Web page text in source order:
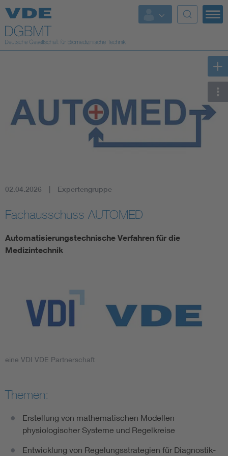
Top Themen
Fokusthemen
AI & Digital Trust
Standards
Weitere Themen
Assisted Living
02.04.2026 Expertengruppe
Fachausschuss AUTOMED
Automatisierungstechnische Verfahren für die
Medizintechnik
eine VDI VDE Partnerschaft
Themen:
Erstellung von mathematischen Modellen
physiologischer Systeme und Regelkreise
Entwicklung von Regelungsstrategien für Diagnostik-